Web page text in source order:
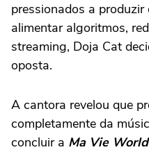
pressionados a
alimentar algoritmos,
streaming, Doja Cat
oposta.
A cantora revelou que
completamente da
concluir a Ma Vie